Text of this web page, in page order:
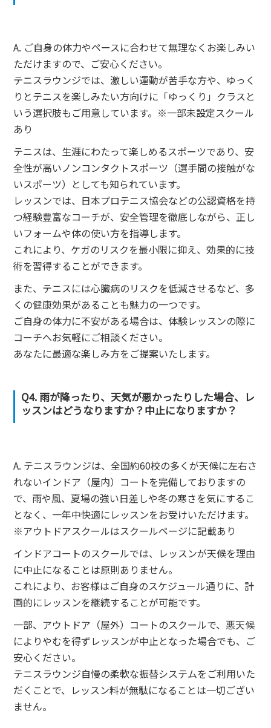
A. ご自身の体力やペースに合わせて無理なくお楽しみい
ただけますので、ご安心ください。
テニスラウンジでは、激しい運動が苦手な方や、ゆっく
りとテニスを楽しみたい方向けに「ゆっくり」クラスと
いう選択肢もご用意しています。※一部未設定スクール
あり
テニスは、生涯にわたって楽しめるスポーツであり、安
全性が高いノンコンタクトスポーツ（選手間の接触がな
いスポーツ）としても知られています。
レッスンでは、日本プロテニス協会などの公認資格を持
つ経験豊富なコーチが、安全管理を徹底しながら、正し
いフォームや体の使い方を指導します。
これにより、ケガのリスクを最小限に抑え、効果的に技
術を習得することができます。
また、テニスには心臓病のリスクを低減させるなど、多
くの健康効果があることも魅力の一つです。
ご自身の体力に不安がある場合は、体験レッスンの際に
コーチへお気軽にご相談ください。
あなたに最適な楽しみ方をご提案いたします。
Q4. 雨が降ったり、天気が悪かったりした場合、レ
ッスンはどうなりますか？中止になりますか？
A. テニスラウンジは、全国約60校の多くが天候に左右さ
れないインドア（屋内）コートを完備しておりますの
で、雨や風、夏場の強い日差しや冬の寒さを気にするこ
となく、一年中快適にレッスンをお受けいただけます。
※アウトドアスクールはスクールページに記載あり
インドアコートのスクールでは、レッスンが天候を理由
に中止になることは原則ありません。
これにより、お客様はご自身のスケジュール通りに、計
画的にレッスンを継続することが可能です。
一部、アウトドア（屋外）コートのスクールで、悪天候
によりやむを得ずレッスンが中止となった場合でも、ご
安心ください。
テニスラウンジ自慢の柔軟な振替システムをご利用いた
だくことで、レッスン料が無駄になることは一切ござい
ません。